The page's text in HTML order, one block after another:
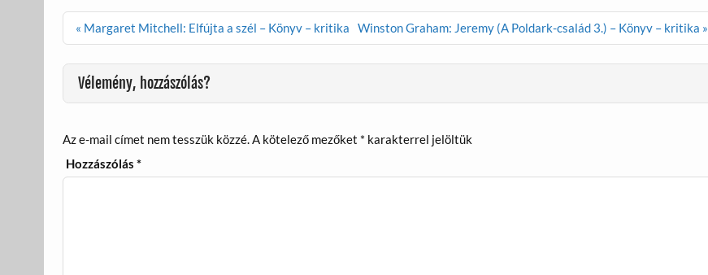
o
o
k
e
g
Bejegyzés
navigáció
« Margaret Mitchell: Elfújta a szél – Könyv – kritika Winston Graham: Jeremy (A Poldark-család 3.) – Könyv – kritika »
Vélemény, hozzászólás?
Az e-mail címet nem tesszük közzé.A kötelező mezőket * karakterrel jelöltük
Hozzászólás*